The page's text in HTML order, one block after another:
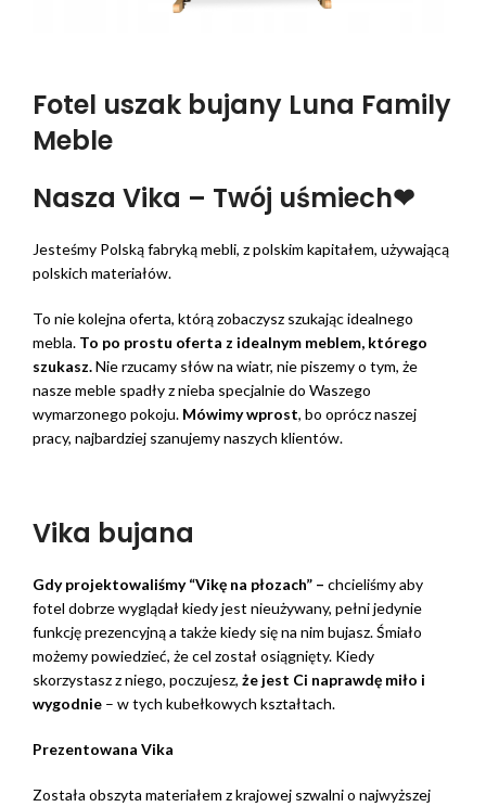
Fotel uszak bujany Luna Family
Meble
Nasza Vika – Twój uśmiech❤
Jesteśmy Polską fabryką mebli, z polskim kapitałem, używającą
polskich materiałów.
To nie kolejna oferta, którą zobaczysz szukając idealnego
mebla. To po prostu oferta z idealnym meblem, którego
szukasz.Nie rzucamy słów na wiatr, nie piszemy o tym, że
nasze meble spadły z nieba specjalnie do Waszego
wymarzonego pokoju. Mówimy wprost, bo oprócz naszej
pracy, najbardziej szanujemy naszych klientów.
Vika bujana
Gdy projektowaliśmy “Vikę na płozach” – chcieliśmy aby
fotel dobrze wyglądał kiedy jest nieużywany, pełni jedynie
funkcję prezencyjną a także kiedy się na nim bujasz. Śmiało
możemy powiedzieć, że cel został osiągnięty. Kiedy
skorzystasz z niego, poczujesz, że jest Ci naprawdę miło i
wygodnie – w tych kubełkowych kształtach.
Prezentowana Vika
Została obszyta materiałem z krajowej szwalni o najwyższej